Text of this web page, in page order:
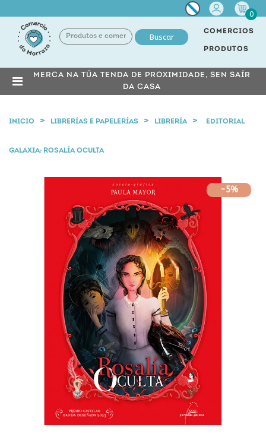
Miña
conta
0
Buscar
COMERCIOS
PRODUTOS
MERCA NA TÚA TENDA DE PROXIMIDADE, SEN SAÍR
DA CASA
INICIO LIBRERÍAS E PAPELERÍAS LIBRERÍA EDITORIAL
GALAXIA: ROSALÍA OCULTA
-5%